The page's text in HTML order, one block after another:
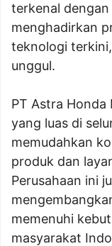
terkenal
menghadirkan
teknologi
unggul.
PT Astra
yang luas di
memudahkan
produk dan
Perusahaan ini
memenuhi
masyarakat